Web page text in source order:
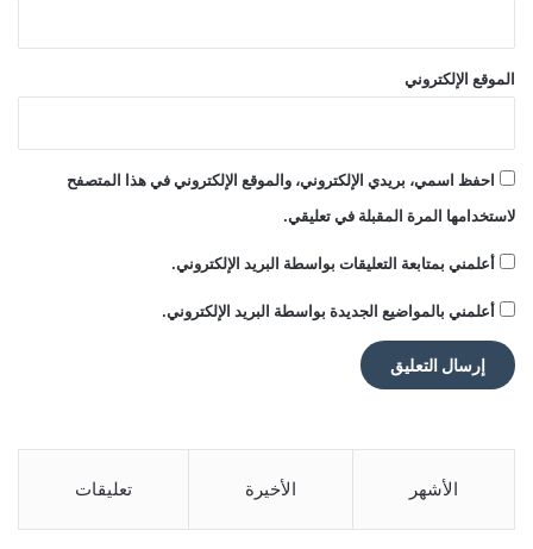
الموقع الإلكتروني
احفظ اسمي، بريدي الإلكتروني، والموقع الإلكتروني في هذا المتصفح
لاستخدامها المرة المقبلة في تعليقي.
أعلمني بمتابعة التعليقات بواسطة البريد الإلكتروني.
أعلمني بالمواضيع الجديدة بواسطة البريد الإلكتروني.
الأشهر الأخيرة تعليقات